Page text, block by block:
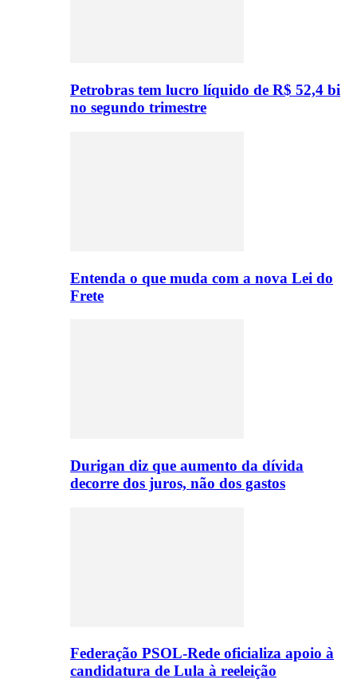
Petrobras tem lucro líquido de R$ 52,4 bi
no segundo trimestre
Entenda o que muda com a nova Lei do
Frete
Durigan diz que aumento da dívida
decorre dos juros, não dos gastos
Federação PSOL-Rede oficializa apoio à
candidatura de Lula à reeleição